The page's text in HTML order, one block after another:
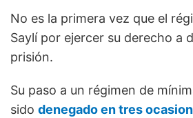
No es la primera vez que el
Saylí por ejercer su derecho a
prisión.
Su paso a un régimen de
sido denegado en tres